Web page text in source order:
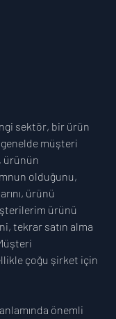
sektör, bir ürün
genelde müşteri
ürünün
olduğunu,
ürünü
ürünü
tekrar satın alma
çoğu şirket için
önemli